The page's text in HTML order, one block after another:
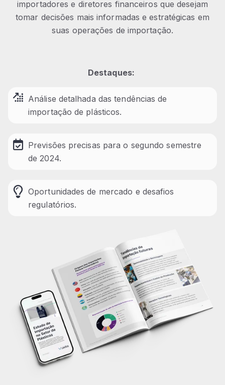
importadores e diretores financeiros que desejam
tomar decisões mais informadas e estratégicas em
suas operações de importação.
Destaques:
Análise detalhada das tendências de
importação de plásticos.
Previsões precisas para o segundo semestre
de 2024.
Oportunidades de mercado e desafios
regulatórios.